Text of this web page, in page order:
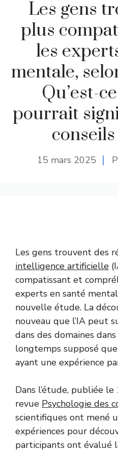
Les gens
plus
les
mentale,
Qu’est-
pourrait
15 mars 2025
Les gens trouvent des
intelligence artificielle
compatissant et
experts en santé
nouvelle étude. La
nouveau que l’IA peut
dans des domaines
longtemps supposé
ayant une expérience
Dans l’étude, publiée
revue Psychologie des
scientifiques ont mené
expériences pour
participants ont évalué